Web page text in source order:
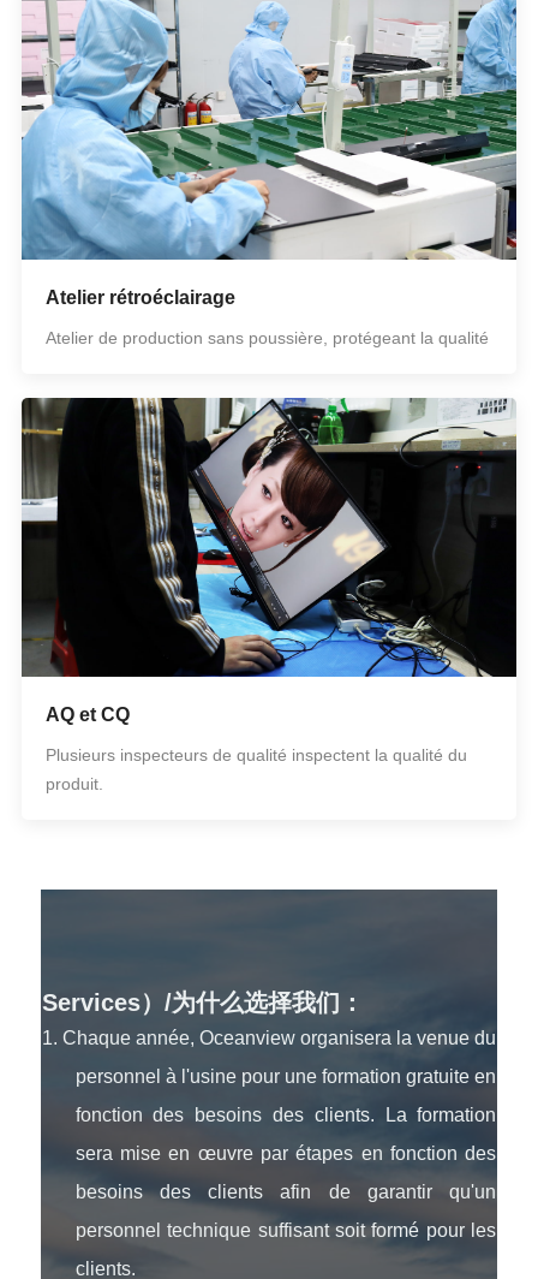
Atelier rétroéclairage
Atelier de production sans poussière, protégeant la qualité
AQ et CQ
Plusieurs inspecteurs de qualité inspectent la qualité du
produit.
Services）/为什么选择我们：
1. Chaque année, Oceanview organisera la venue du
personnel à l'usine pour une formation gratuite en
fonction des besoins des clients. La formation
sera mise en œuvre par étapes en fonction des
besoins des clients afin de garantir qu'un
personnel technique suffisant soit formé pour les
clients.